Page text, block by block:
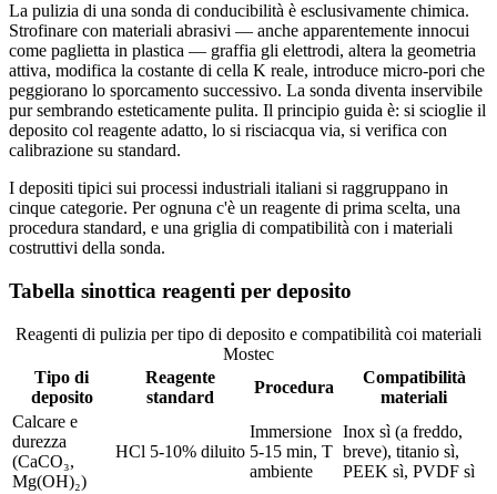
La pulizia di una sonda di conducibilità è esclusivamente chimica.
Strofinare con materiali abrasivi — anche apparentemente innocui
come paglietta in plastica — graffia gli elettrodi, altera la geometria
attiva, modifica la costante di cella K reale, introduce micro-pori che
peggiorano lo sporcamento successivo. La sonda diventa inservibile
pur sembrando esteticamente pulita. Il principio guida è: si scioglie il
deposito col reagente adatto, lo si risciacqua via, si verifica con
calibrazione su standard.
I depositi tipici sui processi industriali italiani si raggruppano in
cinque categorie. Per ognuna c'è un reagente di prima scelta, una
procedura standard, e una griglia di compatibilità con i materiali
costruttivi della sonda.
Tabella sinottica reagenti per deposito
Reagenti di pulizia per tipo di deposito e compatibilità coi materiali
Mostec
Tipo di
deposito
Reagente
standard
Procedura
Compatibilità
materiali
Calcare e
durezza
(CaCO₃,
Mg(OH)₂)
HCl 5-10% diluito
Immersione
5-15 min, T
ambiente
Inox sì (a freddo,
breve), titanio sì,
PEEK sì, PVDF sì